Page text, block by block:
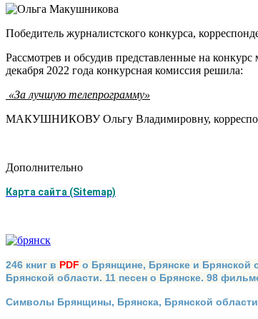
Победитель журналистского конкурса,
Рассмотрев и обсудив представленные на
декабря 2022 года конкурсная комиссия решила:
«За лучшую телепрограмму»
МАКУШНИКОВУ Ольгу Владимировну,
Дополнительно
Карта сайта (Sitemap)
246 книг в PDF о Брянщине, Брянске и Брянской
Брянской области. 11 песен о Брянске. 98
Символы Брянщины, Брянска, Брянской области